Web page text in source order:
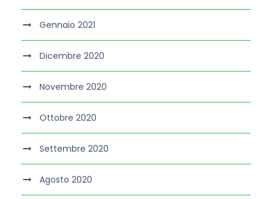
Gennaio 2021
Dicembre 2020
Novembre 2020
Ottobre 2020
Settembre 2020
Agosto 2020